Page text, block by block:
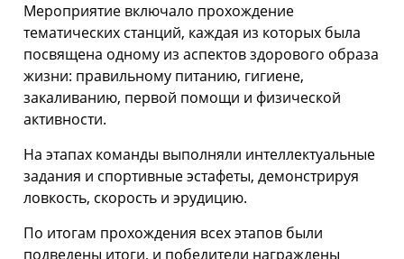
Мероприятие включало прохождение
тематических станций, каждая из которых была
посвящена одному из аспектов здорового образа
жизни: правильному питанию, гигиене,
закаливанию, первой помощи и физической
активности.
На этапах команды выполняли интеллектуальные
задания и спортивные эстафеты, демонстрируя
ловкость, скорость и эрудицию.
По итогам прохождения всех этапов были
подведены итоги, и победители награждены